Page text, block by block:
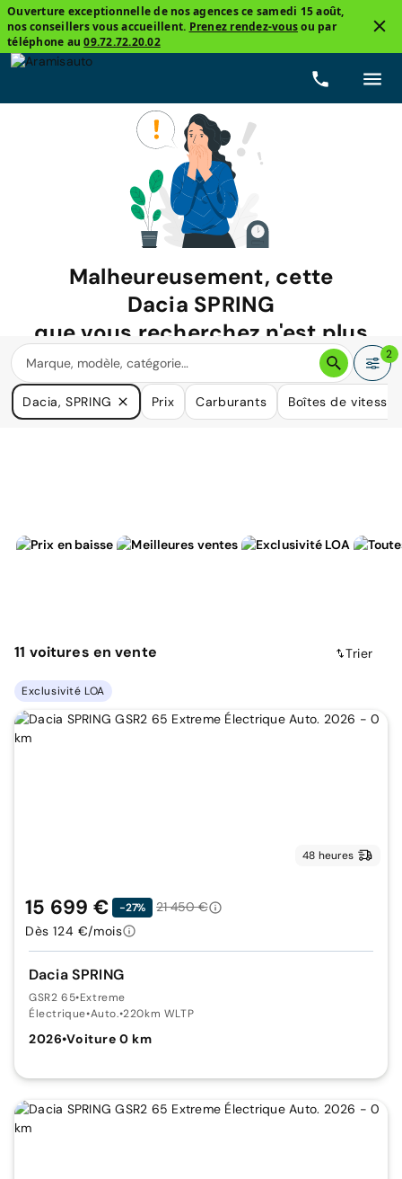
Ouverture exceptionnelle de nos agences ce samedi 15 août,
nos conseillers vous accueillent. Prenez rendez-vousou par
téléphone au09.72.72.20.02
Malheureusement, cette
Dacia SPRING
que vous recherchez n'est plus
disponible.
Nous avons de nombreuses voitures qui pourraient répondre
à vos besoins.
2
Dacia, SPRING Prix Carburants Boîtes de vitesse
11 voitures en vente Trier
Exclusivité LOA
48 heures
Dacia SPRING
GSR2 65•Extreme
Électrique•Auto.•220km WLTP
2026•Voiture 0 km
15 699 € -27%
21 450 €
Dès 124 €/mois